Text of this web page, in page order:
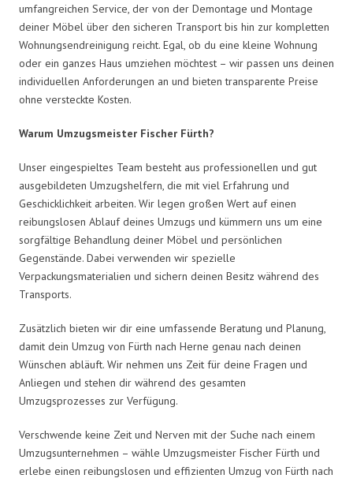
umfangreichen Service, der von der Demontage und Montage
deiner Möbel über den sicheren Transport bis hin zur kompletten
Wohnungsendreinigung reicht. Egal, ob du eine kleine Wohnung
oder ein ganzes Haus umziehen möchtest – wir passen uns deinen
individuellen Anforderungen an und bieten transparente Preise
ohne versteckte Kosten.
Warum Umzugsmeister Fischer Fürth?
Unser eingespieltes Team besteht aus professionellen und gut
ausgebildeten Umzugshelfern, die mit viel Erfahrung und
Geschicklichkeit arbeiten. Wir legen großen Wert auf einen
reibungslosen Ablauf deines Umzugs und kümmern uns um eine
sorgfältige Behandlung deiner Möbel und persönlichen
Gegenstände. Dabei verwenden wir spezielle
Verpackungsmaterialien und sichern deinen Besitz während des
Transports.
Zusätzlich bieten wir dir eine umfassende Beratung und Planung,
damit dein Umzug von Fürth nach Herne genau nach deinen
Wünschen abläuft. Wir nehmen uns Zeit für deine Fragen und
Anliegen und stehen dir während des gesamten
Umzugsprozesses zur Verfügung.
Verschwende keine Zeit und Nerven mit der Suche nach einem
Umzugsunternehmen – wähle Umzugsmeister Fischer Fürth und
erlebe einen reibungslosen und effizienten Umzug von Fürth nach